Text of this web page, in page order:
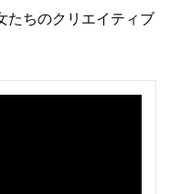
たちのクリエイティブ